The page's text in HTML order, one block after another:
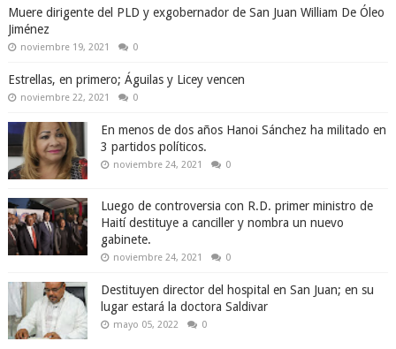
Muere dirigente del PLD y exgobernador de San Juan William De Óleo
Jiménez
noviembre 19, 2021 0
Estrellas, en primero; Águilas y Licey vencen
noviembre 22, 2021 0
En menos de dos años Hanoi Sánchez ha militado en
3 partidos políticos.
noviembre 24, 2021 0
Luego de controversia con R.D. primer ministro de
Haití destituye a canciller y nombra un nuevo
gabinete.
noviembre 24, 2021 0
Destituyen director del hospital en San Juan; en su
lugar estará la doctora Saldivar
mayo 05, 2022 0